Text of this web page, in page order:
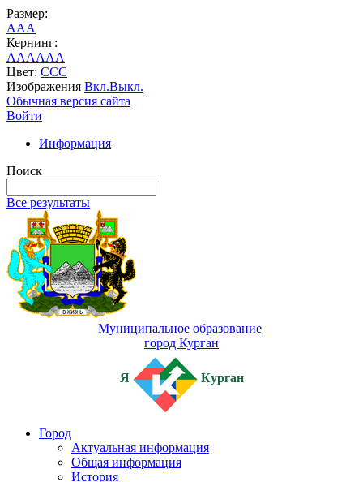
Размер:
AAA
Кернинг:
AAAAAA
Цвет: CCC
Изображения Вкл.Выкл.
Обычная версия сайта
Войти
Информация
Поиск
Все результаты
Муниципальное образование
город Курган
Я Курган
Город
Актуальная информация
Общая информация
История